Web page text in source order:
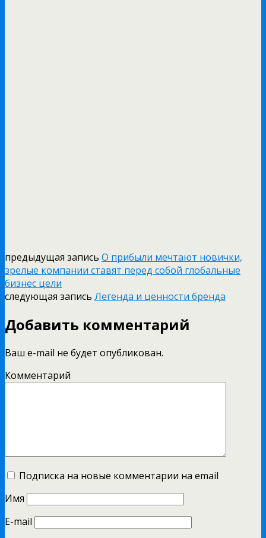
предыдущая запись О прибыли мечтают новички,
зрелые компании ставят перед собой глобальные
бизнес цели
следующая запись Легенда и ценности бренда
Добавить комментарий
Ваш e-mail не будет опубликован.
Комментарий
Подписка на новые комментарии на email
Имя
E-mail